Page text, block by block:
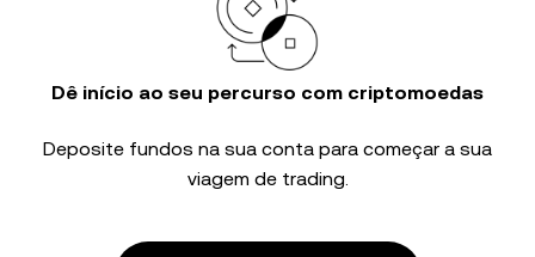
Dê início ao seu percurso com criptomoedas
Deposite fundos na sua conta para começar a sua
viagem de trading.